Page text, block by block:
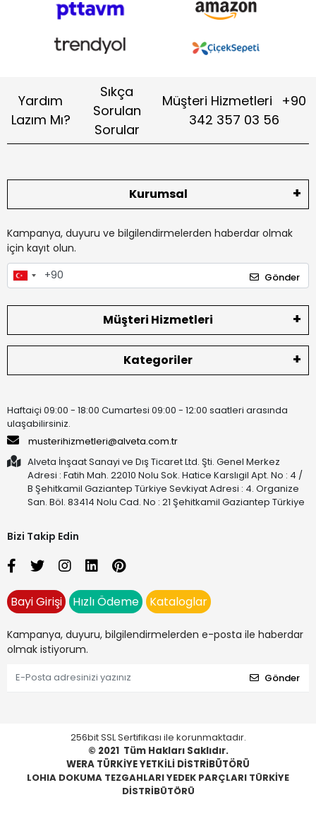
Yardım
Lazım Mı?
Sıkça
Sorulan
Sorular
Müşteri Hizmetleri
+90
342 357 03 56
Kurumsal
Kampanya, duyuru ve bilgilendirmelerden haberdar olmak
için kayıt olun.
Gönder
Müşteri Hizmetleri
Kategoriler
Haftaiçi 09:00 - 18:00 Cumartesi 09:00 - 12:00 saatleri arasında
ulaşabilirsiniz.
musterihizmetleri@alveta.com.tr
Alveta İnşaat Sanayi ve Dış Ticaret Ltd. Şti. Genel Merkez
Adresi : Fatih Mah. 22010 Nolu Sok. Hatice Karslıgil Apt. No : 4 /
B Şehitkamil Gaziantep Türkiye Sevkiyat Adresi : 4. Organize
San. Böl. 83414 Nolu Cad. No : 21 Şehitkamil Gaziantep Türkiye
Bizi Takip Edin
Bayi Girişi Hızlı Ödeme Kataloglar
Kampanya, duyuru, bilgilendirmelerden e-posta ile haberdar
olmak istiyorum.
Gönder
256bit SSL Sertifikası ile korunmaktadır.
© 2021 Tüm Hakları Saklıdır.
WERA TÜRKİYE YETKİLİ DİSTRİBÜTÖRÜ
LOHIA DOKUMA TEZGAHLARI YEDEK PARÇLARI TÜRKİYE
DİSTRİBÜTÖRÜ